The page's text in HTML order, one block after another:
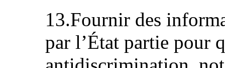
13.Fournir des
par l’État partie pour